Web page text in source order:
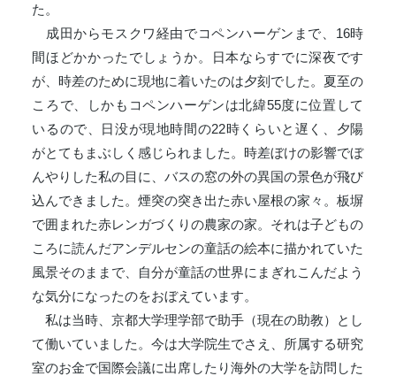
た。
成田からモスクワ経由でコペンハーゲンまで、16時
間ほどかかったでしょうか。日本ならすでに深夜です
が、時差のために現地に着いたのは夕刻でした。夏至の
ころで、しかもコペンハーゲンは北緯55度に位置して
いるので、日没が現地時間の22時くらいと遅く、夕陽
がとてもまぶしく感じられました。時差ぼけの影響でぼ
んやりした私の目に、バスの窓の外の異国の景色が飛び
込んできました。煙突の突き出た赤い屋根の家々。板塀
で囲まれた赤レンガづくりの農家の家。それは子どもの
ころに読んだアンデルセンの童話の絵本に描かれていた
風景そのままで、自分が童話の世界にまぎれこんだよう
な気分になったのをおぼえています。
私は当時、京都大学理学部で助手（現在の助教）とし
て働いていました。今は大学院生でさえ、所属する研究
室のお金で国際会議に出席したり海外の大学を訪問した